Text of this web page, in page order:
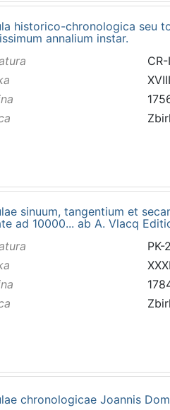
historico-chronologica seu
annalium instar.
sinuum, tangentium et
ad 10000... ab A. Vlacq
PK-
chronologicae Joannis